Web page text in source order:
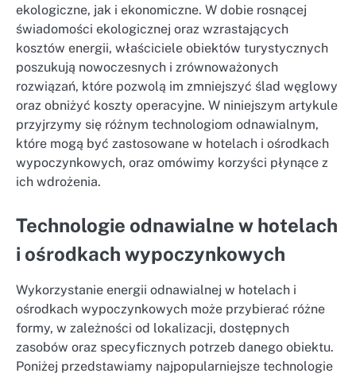
ekologiczne, jak i ekonomiczne. W dobie rosnącej
świadomości ekologicznej oraz wzrastających
kosztów energii, właściciele obiektów turystycznych
poszukują nowoczesnych i zrównoważonych
rozwiązań, które pozwolą im zmniejszyć ślad węglowy
oraz obniżyć koszty operacyjne. W niniejszym artykule
przyjrzymy się różnym technologiom odnawialnym,
które mogą być zastosowane w hotelach i ośrodkach
wypoczynkowych, oraz omówimy korzyści płynące z
ich wdrożenia.
Technologie odnawialne w hotelach
i ośrodkach wypoczynkowych
Wykorzystanie energii odnawialnej w hotelach i
ośrodkach wypoczynkowych może przybierać różne
formy, w zależności od lokalizacji, dostępnych
zasobów oraz specyficznych potrzeb danego obiektu.
Poniżej przedstawiamy najpopularniejsze technologie